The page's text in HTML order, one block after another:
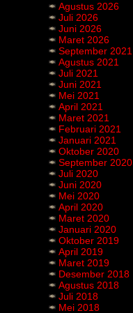
Agustus 2026
Juli 2026
Juni 2026
Maret 2026
September 2021
Agustus 2021
Juli 2021
Juni 2021
Mei 2021
April 2021
Maret 2021
Februari 2021
Januari 2021
Oktober 2020
September 2020
Juli 2020
Juni 2020
Mei 2020
April 2020
Maret 2020
Januari 2020
Oktober 2019
April 2019
Maret 2019
Desember 2018
Agustus 2018
Juli 2018
Mei 2018